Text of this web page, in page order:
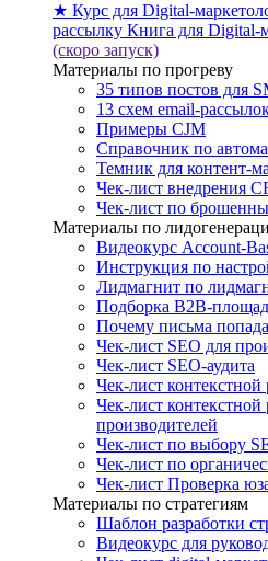
★ Курс для Digital-
рассылку Книга для Digital-
(скоро запуск)
Материалы по прогреву
35 типов постов для
13 схем email-
Примеры CJM
Справочник по
Темник для контент-
Чек-лист внедрения
Чек-лист по
Материалы по
Видеокурс Account-
Инструкция по
Лидмагнит по
Подборка B2B-
Почему письма
Чек-лист SEO для
Чек-лист SEO-аудита
Чек-лист
Чек-лист
производителей
Чек-лист по выбору
Чек-лист по
Чек-лист Проверка
Материалы по стратегиям
Шаблон разработки
Видеокурс для